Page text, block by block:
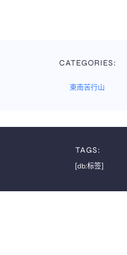
CATEGORIES:
東南苦行山
TAGS:
[db:标签]